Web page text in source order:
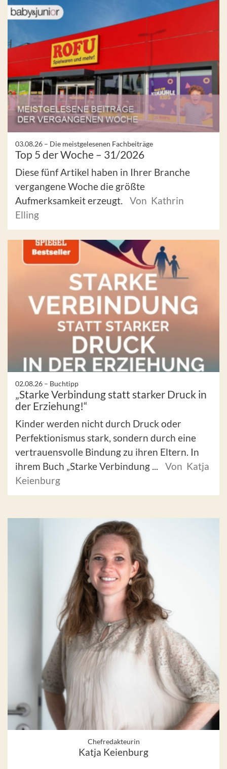
03.08.26 – Die meistgelesenen Fachbeiträge
Top 5 der Woche – 31/2026
Diese fünf Artikel haben in Ihrer Branche
vergangene Woche die größte
Aufmerksamkeit erzeugt.
Von Kathrin
Elling
02.08.26 – Buchtipp
„Starke Verbindung statt starker Druck in
der Erziehung!“
Kinder werden nicht durch Druck oder
Perfektionismus stark, sondern durch eine
vertrauensvolle Bindung zu ihren Eltern. In
ihrem Buch „Starke Verbindung ...
Von Katja
Keienburg
Chefredakteurin
Katja Keienburg